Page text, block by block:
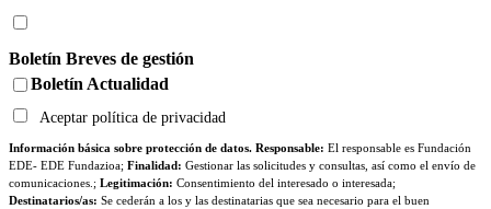
Boletín Breves de gestión
Boletín Actualidad
Aceptar política de privacidad
Información básica sobre protección de datos. Responsable: El responsable es Fundación
EDE- EDE Fundazioa; Finalidad: Gestionar las solicitudes y consultas, así como el envío de
comunicaciones.; Legitimación: Consentimiento del interesado o interesada;
Destinatarios/as: Se cederán a los y las destinatarias que sea necesario para el buen